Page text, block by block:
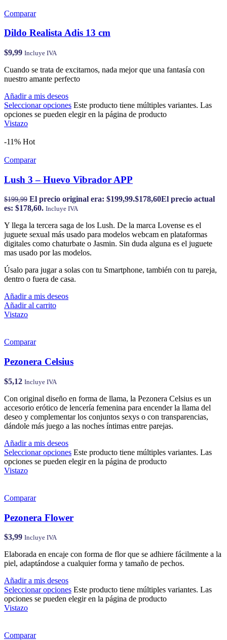
Comparar
Dildo Realista Adis 13 cm
$9,99 Incluye IVA
Cuando se trata de excitarnos, nada mejor que una fantasía con
nuestro amante perfecto
Añadir a mis deseos
Seleccionar opciones Este producto tiene múltiples variantes. Las
opciones se pueden elegir en la página de producto
Vistazo
-11% Hot
Comparar
Lush 3 – Huevo Vibrador APP
$199,99 El precio original era: $199,99.$178,60El precio actual
es: $178,60. Incluye IVA
Y llega la tercera saga de los Lush. De la marca Lovense es el
juguete sexual más usado para modelos webcam en plataformas
digitales como chaturbate o Jasmin. Sin duda alguna es el juguete
mas usado por las modelos.
Úsalo para jugar a solas con tu Smartphone, también con tu pareja,
dentro o fuera de casa.
Añadir a mis deseos
Añadir al carrito
Vistazo
Comparar
Pezonera Celsius
$5,12 Incluye IVA
Con original diseño en forma de llama, la Pezonera Celsius es un
accesorio erótico de lencería femenina para encender la llama del
deseo y complementar los conjuntos sexys o con transparencias,
dándole más juego a las noches íntimas entre parejas.
Añadir a mis deseos
Seleccionar opciones Este producto tiene múltiples variantes. Las
opciones se pueden elegir en la página de producto
Vistazo
Comparar
Pezonera Flower
$3,99 Incluye IVA
Elaborada en encaje con forma de flor que se adhiere fácilmente a la
piel, adaptándose a cualquier forma y tamaño de pechos.
Añadir a mis deseos
Seleccionar opciones Este producto tiene múltiples variantes. Las
opciones se pueden elegir en la página de producto
Vistazo
Comparar